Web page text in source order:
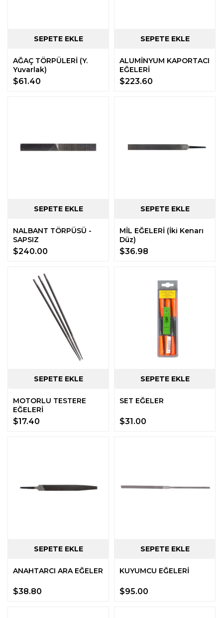
AĞAÇ TÖRPÜLERİ (Y.
Yuvarlak)
$61.40
ALUMİNYUM KAPORTACI
EĞELERİ
$223.60
NALBANT TÖRPÜSÜ -
SAPSIZ
$240.00
MİL EĞELERİ (İki Kenarı
Düz)
$36.98
MOTORLU TESTERE
EĞELERİ
$17.40
SET EĞELER
$31.00
ANAHTARCI ARA EĞELER
$38.80
KUYUMCU EĞELERİ
$95.00